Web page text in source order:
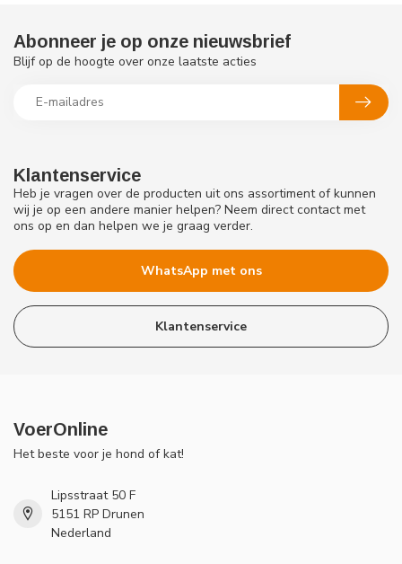
Klantenservice
Heb je vragen over de producten uit ons assortiment of kunnen
wij je op een andere manier helpen? Neem direct contact met
ons op en dan helpen we je graag verder.
WhatsApp met ons
Klantenservice
Abonneer je op onze nieuwsbrief
Blijf op de hoogte over onze laatste acties
VoerOnline
Het beste voor je hond of kat!
Lipsstraat 50 F
5151 RP Drunen
Nederland